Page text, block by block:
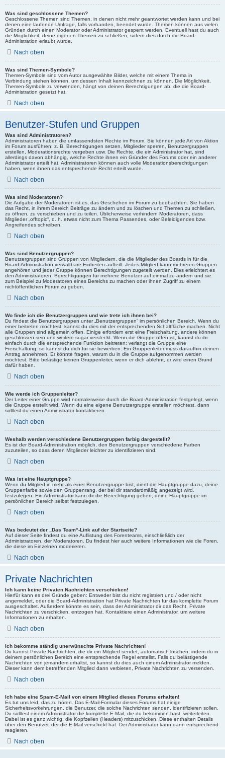
Was sind geschlossene Themen?
Geschlossene Themen sind Themen, in denen nicht mehr geantwortet werden kann und bei
denen eine laufende Umfrage, falls vorhanden, beendet wurde. Themen können aus vielen
Gründen durch einen Moderator oder Administrator gesperrt werden. Eventuell hast du auch
die Möglichkeit, deine eigenen Themen zu schließen, sofern dies durch die Board-
Administration erlaubt wurde.
Nach oben
Was sind Themen-Symbole?
Themen-Symbole sind vom Autor ausgewählte Bilder, welche mit einem Thema in
Verbindung stehen können, um dessen Inhalt kennzeichnen zu können. Die Möglichkeit,
Themen-Symbole zu verwenden, hängt von deinen Berechtigungen ab, die die Board-
Administration gesetzt hat.
Nach oben
Benutzer-Stufen und Gruppen
Was sind Administratoren?
Administratoren haben die umfassendsten Rechte im Forum. Sie können jede Art von Aktion
im Forum ausführen; z. B. Berechtigungen setzen, Mitglieder sperren, Benutzergruppen
erstellen, Moderationsrechte vergeben usw. Die Rechte, die ein Administrator hat, sind
allerdings davon abhängig, welche Rechte ihnen ein Gründer des Forums oder ein anderer
Administrator erteilt hat. Administratoren können auch volle Moderationsberechtigungen
haben, wenn ihnen das entsprechende Recht erteilt wurde.
Nach oben
Was sind Moderatoren?
Die Aufgabe der Moderatoren ist es, das Geschehen im Forum zu beobachten. Sie haben
das Recht, in ihrem Bereich Beiträge zu ändern und zu löschen und Themen zu schließen,
zu öffnen, zu verschieben und zu teilen. Üblicherweise verhindern Moderatoren, dass
Mitglieder „offtopic“, d. h. etwas nicht zum Thema Passendes, oder Beleidigendes bzw.
Angreifendes schreiben.
Nach oben
Was sind Benutzergruppen?
Benutzergruppen sind Gruppen von Mitgliedern, die die Mitglieder des Boards in für die
Board-Administration verwaltbare Einheiten aufteilt. Jedes Mitglied kann mehreren Gruppen
angehören und jeder Gruppe können Berechtigungen zugeteilt werden. Dies erleichtert es
den Administratoren, Berechtigungen für mehrere Benutzer auf einmal zu ändern und sie
zum Beispiel zu Moderatoren eines Bereichs zu machen oder ihnen Zugriff zu einem
nichtöffentlichen Forum zu geben.
Nach oben
Wo finde ich die Benutzergruppen und wie trete ich ihnen bei?
Du findest die Benutzergruppen unter „Benutzergruppen“ im persönlichen Bereich. Wenn du
einer beitreten möchtest, kannst du dies mit der entsprechenden Schaltfläche machen. Nicht
alle Gruppen sind allgemein offen. Einige erfordern erst eine Freischaltung, andere können
geschlossen sein und weitere sogar versteckt. Wenn die Gruppe offen ist, kannst du ihr
einfach durch die entsprechende Funktion beitreten; verlangt die Gruppe eine
Freischaltung, so kannst du dich für sie bewerben. Ein Gruppenleiter muss daraufhin deinen
Antrag annehmen. Er könnte fragen, warum du in die Gruppe aufgenommen werden
möchtest. Bitte belästige keinen Gruppenleiter, wenn er dich ablehnt, er wird einen Grund
dafür haben.
Nach oben
Wie werde ich Gruppenleiter?
Der Leiter einer Gruppe wird normalerweise durch die Board-Administration festgelegt, wenn
die Gruppe erstellt wird. Wenn du eine eigene Benutzergruppe erstellen möchtest, dann
solltest du einen Administrator kontaktieren.
Nach oben
Weshalb werden verschiedene Benutzergruppen farbig dargestellt?
Es ist der Board-Administration möglich, den Benutzergruppen verschiedene Farben
zuzuteilen, so dass deren Mitglieder leichter zu identifizieren sind.
Nach oben
Was ist eine Hauptgruppe?
Wenn du Mitglied in mehr als einer Benutzergruppe bist, dient die Hauptgruppe dazu, deine
Gruppenfarbe sowie den Gruppenrang, der bei dir standardmäßig angezeigt wird,
festzulegen. Ein Administrator kann dir die Berechtigung geben, deine Hauptgruppe im
persönlichen Bereich selbst festzulegen.
Nach oben
Was bedeutet der „Das Team“-Link auf der Startseite?
Auf dieser Seite findest du eine Auflistung des Forenteams, einschließlich der
Administratoren, der Moderatoren. Du findest hier auch weitere Informationen wie die Foren,
die diese im Einzelnen moderieren.
Nach oben
Private Nachrichten
Ich kann keine Privaten Nachrichten verschicken!
Hierfür kann es drei Gründe geben: Entweder bist du nicht registriert und / oder nicht
angemeldet, oder die Board-Administration hat Private Nachrichten für das komplette Forum
ausgeschaltet. Außerdem könnte es sein, dass der Administrator dir das Recht, Private
Nachrichten zu verschicken, entzogen hat. Kontaktiere einen Administrator, um weitere
Informationen zu erhalten.
Nach oben
Ich bekomme ständig unerwünschte Private Nachrichten!
Du kannst Private Nachrichten, die dir ein Mitglied sendet, automatisch löschen, indem du in
deinem persönlichen Bereich eine entsprechende Regel erstellst. Falls du belästigende
Nachrichten von jemandem erhältst, so kannst du dies auch einem Administrator melden.
Dieser kann dem betreffenden Mitglied dann verbieten, Private Nachrichten zu versenden.
Nach oben
Ich habe eine Spam-E-Mail von einem Mitglied dieses Forums erhalten!
Es tut uns leid, das zu hören. Das E-Mail-Formular dieses Forums hat einige
Sicherheitsvorkehrungen, die Benutzer, die solche Nachrichten senden, identifizieren sollen.
Du solltest einem Administrator die komplette E-Mail, die du bekommen hast, weiterleiten.
Dabei ist es ganz wichtig, die Kopfzeilen (Headers) mitzuschicken. Diese enthalten Details
über den Benutzer, der die E-Mail verschickt hat. Der Administrator kann dann entsprechend
reagieren.
Nach oben